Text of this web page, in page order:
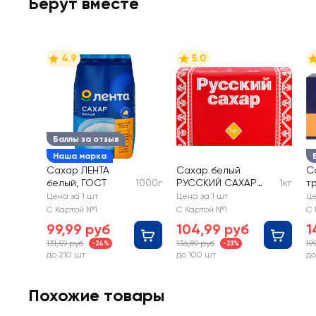
Баллы за отзыв
Наша марка
4.9
Сахар ЛЕНТА
белый, ГОСТ
1000г
Цена за 1 шт
С Картой №1
99,99 руб
131,59 руб -24%
до 210 шт
5.0
Сахар белый
РУССКИЙ САХАР
кусковой
1кг
Цена за 1 шт
С Картой №1
104,99 руб
136,89 руб -23%
до 100 шт
С
Похожие товары